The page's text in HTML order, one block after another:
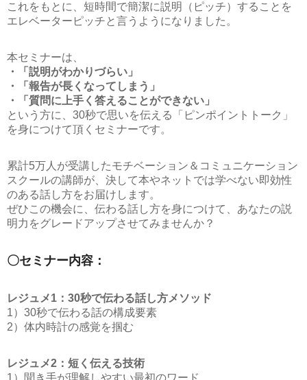
これをもとに、短時間で簡潔に説明（ピッチ）することを
エレベーターピッチと言うようになりました。
本セミナーは、
・「説明がわかりづらい」
・「報告が長くなってしまう」
・「質問に上手く答えることができない」
という方に、30秒で思いを伝える「ピンポイントトーク」
を身につけて頂くセミナーです。
累計5万人が受講したモチベーション＆コミュニケーション
スクールの講師が、決して本やネットでは学べない即効性
のある話し方をお届けします。
ぜひこの機会に、伝わる話し方を身につけて、あなたの説
明力をグレードアップさせてみませんか？
〇セミナー内容：
レジュメ1：30秒で伝わる話し方メソッド
1）30秒で伝わる話の構成要素
2）体内時計の感覚を掴む
レジュメ2：短く伝える技術
1）聞き手が理解しやすい最初のワード